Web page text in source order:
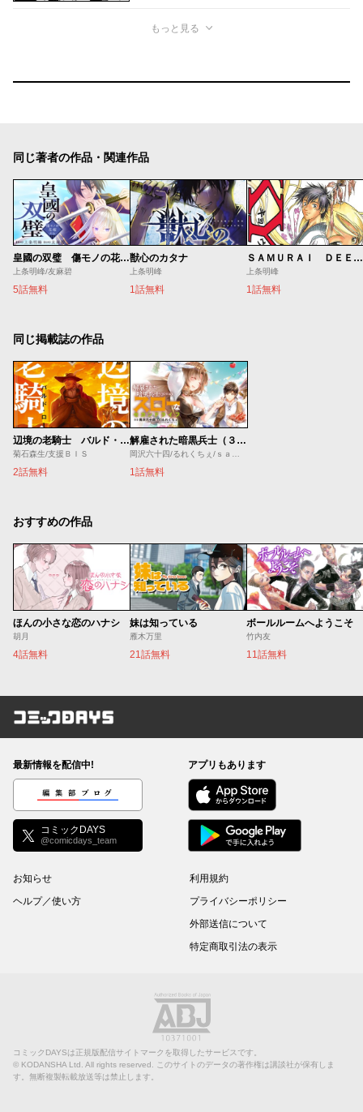
もっと見る
同じ著者の作品・関連作品
皇國の双璧 傷モノの花嫁 外伝
上条明峰/友麻碧
5話無料
獣心のカタナ
上条明峰
1話無料
ＳＡＭＵＲＡＩ ＤＥＥＰＥＲ ＫＹＯ
上条明峰
1話無料
同じ掲載誌の作品
辺境の老騎士 バルド・ローエン
菊石森生/支援ＢＩＳ
2話無料
解雇された暗黒兵士（３０代）のスローなセカンドライフ
岡沢六十四/るれくちぇ/ｓａｇｅ・ジョー
1話無料
おすすめの作品
ほんの小さな恋のハナシ
胡月
4話無料
妹は知っている
雁木万里
21話無料
ボールルームへようこそ
竹内友
11話無料
コミックDAYS
最新情報を配信中!
編集部ブログ
コミックDAYS
@comicdays_team
アプリもあります
お知らせ
ヘルプ／使い方
利用規約
プライバシーポリシー
外部送信について
特定商取引法の表示
コミックDAYSは正規版配信サイトマークを取得したサービスです。
© KODANSHA Ltd. All rights reserved. このサイトのデータの著作権は講談社が保有しま
す。無断複製転載放送等は禁止します。